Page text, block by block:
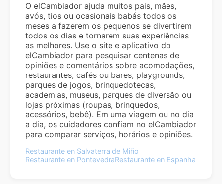
O elCambiador ajuda muitos pais, mães,
avós, tios ou ocasionais babás todos os
meses a fazerem os pequenos se divertirem
todos os dias e tornarem suas experiências
as melhores. Use o site e aplicativo do
elCambiador para pesquisar centenas de
opiniões e comentários sobre acomodações,
restaurantes, cafés ou bares, playgrounds,
parques de jogos, brinquedotecas,
academias, museus, parques de diversão ou
lojas próximas (roupas, brinquedos,
acessórios, bebê). Em uma viagem ou no dia
a dia, os cuidadores confiam no elCambiador
para comparar serviços, horários e opiniões.
Restaurante en Salvaterra de Miño
Restaurante en PontevedraRestaurante en Espanha